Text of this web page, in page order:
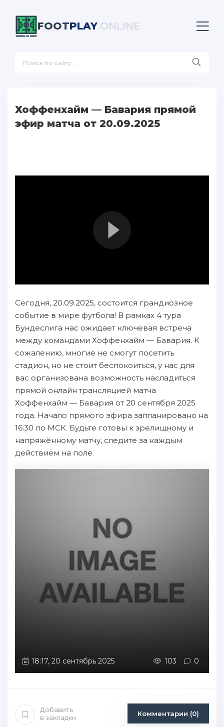
FOOTPLAY.ONLINE
Хоффенхайм — Бавария прямой
эфир матча от 20.09.2025
Сегодня, 20.09.2025, состоится грандиозное
событие в мире футбола! В рамках 4 тура
Бундеслига нас ожидает ключевая встреча
между командами Хоффенхайм — Бавария. К
сожалению, многие не смогут посетить
стадион, но не стоит беспокоиться, у нас для
вас организована возможность насладиться
прямой онлайн трансляцией матча
Хоффенхайм — Бавария от 20 сентября 2025
года. Начало прямого эфира запланировано на
16:30 по МСК. Будьте готовы к зрелищному и
напряжённому матчу, следите за каждым
действием на поле.
18:17, 20 сентябрь 2025 103 0
Добавить
в закладки
Комментарии (0)